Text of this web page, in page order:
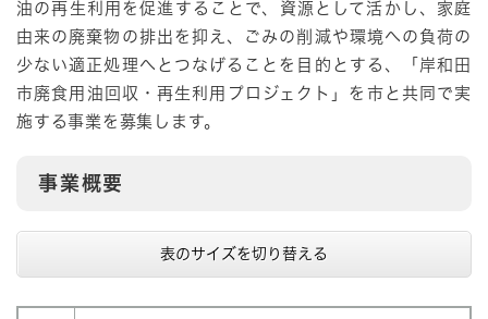
油の再生利用を促進することで、資源として活かし、家庭
由来の廃棄物の排出を抑え、ごみの削減や環境への負荷の
少ない適正処理へとつなげることを目的とする、「岸和田
市廃食用油回収・再生利用プロジェクト」を市と共同で実
施する事業を募集します。
事業概要
表のサイズを切り替える